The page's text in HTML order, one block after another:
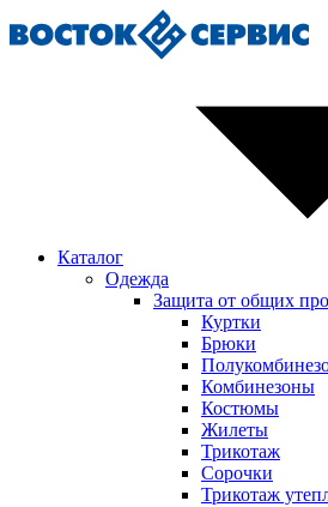
Каталог
Одежда
Защита от общих
Куртки
Брюки
Комбинезоны
Костюмы
Жилеты
Трикотаж
Сорочки
Трикотаж